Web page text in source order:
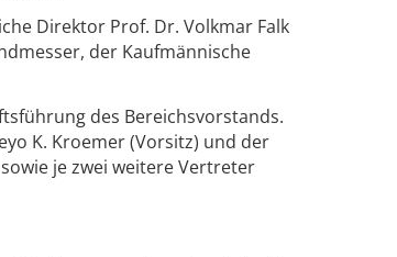
Direktor Prof. Dr. Volkmar Falk
der Kaufmännische
des Bereichsvorstands.
K. Kroemer (Vorsitz) und der
je zwei weitere Vertreter